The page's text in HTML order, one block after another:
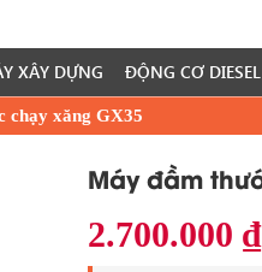
XÂY DỰNG ĐỘNG CƠ DIESEL
chạy xăng GX35
Máy đầm
2.700.000 ₫